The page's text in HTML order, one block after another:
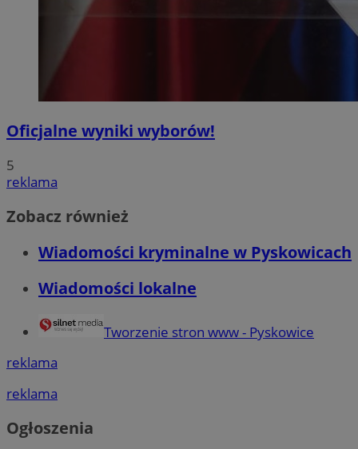
Oficjalne wyniki wyborów!
5
reklama
Zobacz również
Wiadomości kryminalne w Pyskowicach
Wiadomości lokalne
Tworzenie stron www - Pyskowice
reklama
reklama
Ogłoszenia